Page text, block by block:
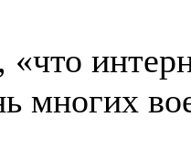
многих